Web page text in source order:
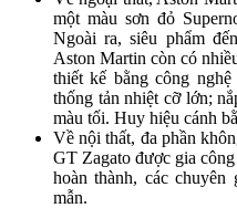
một màu sơn đỏ
Ngoài ra, siêu phẩm
Aston Martin còn có
thiết kế bằng công
thống tản nhiệt cỡ lớn;
màu tối. Huy hiệu cánh
Về nội thất, đa phần
GT Zagato được gia
hoàn thành, các
mẫn.